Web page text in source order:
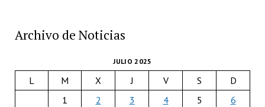
Archivo de Noticias
JULIO 2025
L M X J V S
D
1
2 3 4 5
6